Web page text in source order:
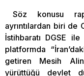
Söz konusu
ayrıntılardan biri de
İstihbaratı DGSE
platformda
getiren Mesih
yürüttüğü devlet